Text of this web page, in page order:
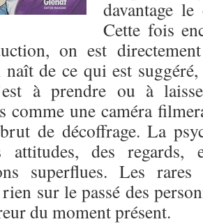
davantage
Cette fois
on est
naît de ce qui est
à prendre ou à
comme une caméra
de décoffrage. La
attitudes, des
superflues. Les
sur le passé des
du moment présent.